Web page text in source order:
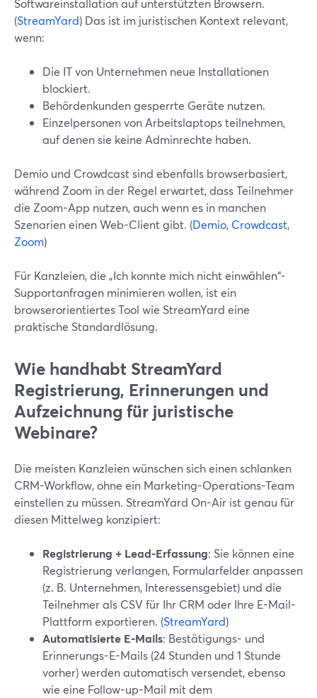
Softwareinstallation auf unterstützten Browsern.
(StreamYard) Das ist im juristischen Kontext relevant,
wenn:
Die IT von Unternehmen neue Installationen
blockiert.
Behördenkunden gesperrte Geräte nutzen.
Einzelpersonen von Arbeitslaptops teilnehmen,
auf denen sie keine Adminrechte haben.
Demio und Crowdcast sind ebenfalls browserbasiert,
während Zoom in der Regel erwartet, dass Teilnehmer
die Zoom-App nutzen, auch wenn es in manchen
Szenarien einen Web-Client gibt. (Demio, Crowdcast,
Zoom)
Für Kanzleien, die „Ich konnte mich nicht einwählen“-
Supportanfragen minimieren wollen, ist ein
browserorientiertes Tool wie StreamYard eine
praktische Standardlösung.
Wie handhabt StreamYard
Registrierung, Erinnerungen und
Aufzeichnung für juristische
Webinare?
Die meisten Kanzleien wünschen sich einen schlanken
CRM-Workflow, ohne ein Marketing-Operations-Team
einstellen zu müssen. StreamYard On-Air ist genau für
diesen Mittelweg konzipiert:
Registrierung + Lead-Erfassung: Sie können eine
Registrierung verlangen, Formularfelder anpassen
(z. B. Unternehmen, Interessensgebiet) und die
Teilnehmer als CSV für Ihr CRM oder Ihre E-Mail-
Plattform exportieren. (StreamYard)
Automatisierte E-Mails: Bestätigungs- und
Erinnerungs-E-Mails (24 Stunden und 1 Stunde
vorher) werden automatisch versendet, ebenso
wie eine Follow-up-Mail mit dem